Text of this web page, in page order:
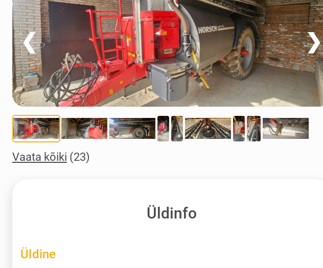
❮ ❯
Vaata kõiki (23)
Üldinfo
Üldine